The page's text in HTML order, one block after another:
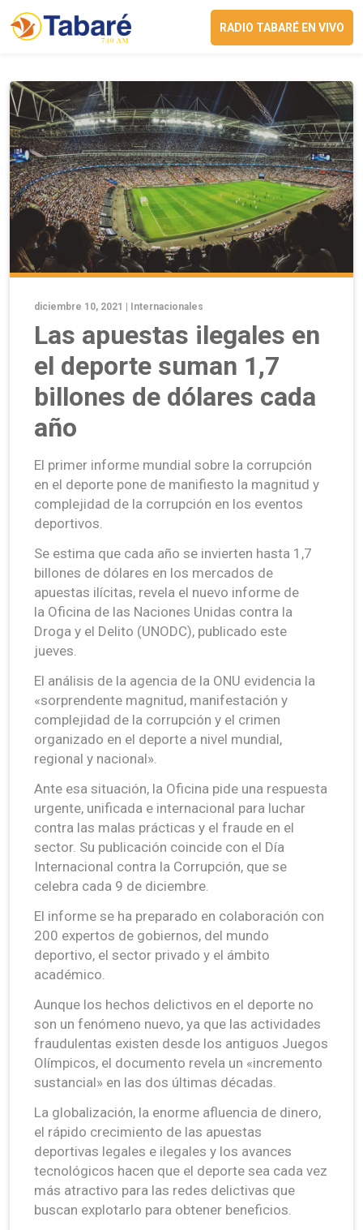
RADIO TABARÉ EN VIVO
diciembre 10, 2021 | Internacionales
Las apuestas ilegales en
el deporte suman 1,7
billones de dólares cada
año
El primer informe mundial sobre la corrupción
en el deporte pone de manifiesto la magnitud y
complejidad de la corrupción en los eventos
deportivos.
Se estima que cada año se invierten hasta 1,7
billones de dólares en los mercados de
apuestas ilícitas, revela el nuevo informe de
la Oficina de las Naciones Unidas contra la
Droga y el Delito (UNODC), publicado este
jueves.
El análisis de la agencia de la ONU evidencia la
«sorprendente magnitud, manifestación y
complejidad de la corrupción y el crimen
organizado en el deporte a nivel mundial,
regional y nacional».
Ante esa situación, la Oficina pide una respuesta
urgente, unificada e internacional para luchar
contra las malas prácticas y el fraude en el
sector. Su publicación coincide con el Día
Internacional contra la Corrupción, que se
celebra cada 9 de diciembre.
El informe se ha preparado en colaboración con
200 expertos de gobiernos, del mundo
deportivo, el sector privado y el ámbito
académico.
Aunque los hechos delictivos en el deporte no
son un fenómeno nuevo, ya que las actividades
fraudulentas existen desde los antiguos Juegos
Olímpicos, el documento revela un «incremento
sustancial» en las dos últimas décadas.
La globalización, la enorme afluencia de dinero,
el rápido crecimiento de las apuestas
deportivas legales e ilegales y los avances
tecnológicos hacen que el deporte sea cada vez
más atractivo para las redes delictivas que
buscan explotarlo para obtener beneficios.